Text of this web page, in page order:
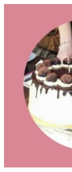
Pleziruri
Prăjituri: ce